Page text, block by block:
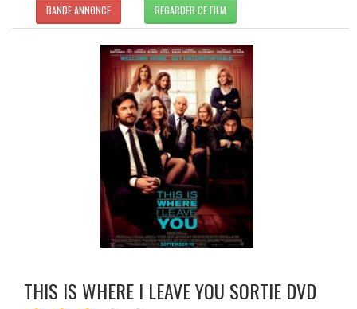
BANDE ANNONCE REGARDER CE FILM
THIS IS WHERE I LEAVE YOU SORTIE DVD